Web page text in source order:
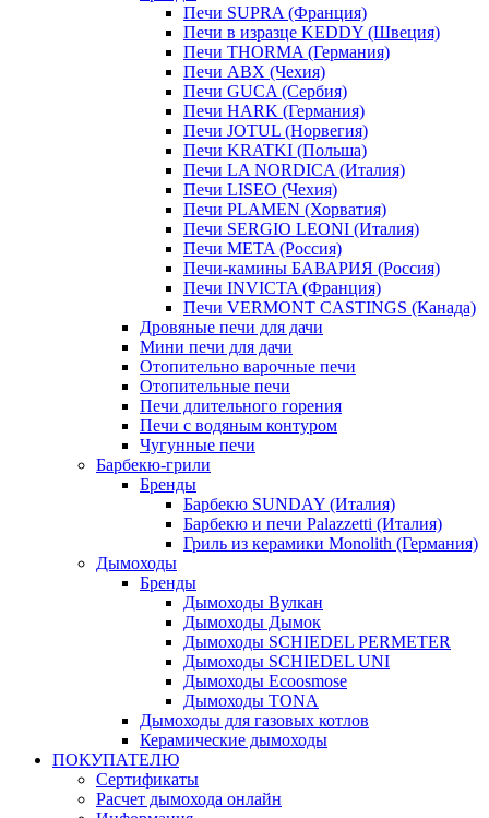
Печи SUPRA (Франция)
Печи в изразце KEDDY (Швеция)
Печи THORMA (Германия)
Печи ABX (Чехия)
Печи GUCA (Сербия)
Печи HARK (Германия)
Печи JOTUL (Норвегия)
Печи KRATKI (Польша)
Печи LA NORDICA (Италия)
Печи LISEO (Чехия)
Печи PLAMEN (Хорватия)
Печи SERGIO LEONI (Италия)
Печи META (Россия)
Печи-камины БАВАРИЯ (Россия)
Печи INVICTA (Франция)
Печи VERMONT CASTINGS (Канада)
Дровяные печи для дачи
Мини печи для дачи
Отопительно варочные печи
Отопительные печи
Печи длительного горения
Печи с водяным контуром
Чугунные печи
Барбекю-грили
Бренды
Барбекю SUNDAY (Италия)
Барбекю и печи Palazzetti (Италия)
Гриль из керамики Monolith (Германия)
Дымоходы
Бренды
Дымоходы Вулкан
Дымоходы Дымок
Дымоходы SCHIEDEL PERMETER
Дымоходы SCHIEDEL UNI
Дымоходы Ecoosmose
Дымоходы TONA
Дымоходы для газовых котлов
Керамические дымоходы
ПОКУПАТЕЛЮ
Сертификаты
Расчет дымохода онлайн